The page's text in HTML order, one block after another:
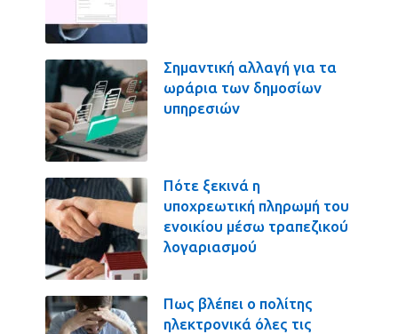
Σημαντική αλλαγή για τα
ωράρια των δημοσίων
υπηρεσιών
Πότε ξεκινά η
υποχρεωτική πληρωμή του
ενοικίου μέσω τραπεζικού
λογαριασμού
Πως βλέπει ο πολίτης
ηλεκτρονικά όλες τις